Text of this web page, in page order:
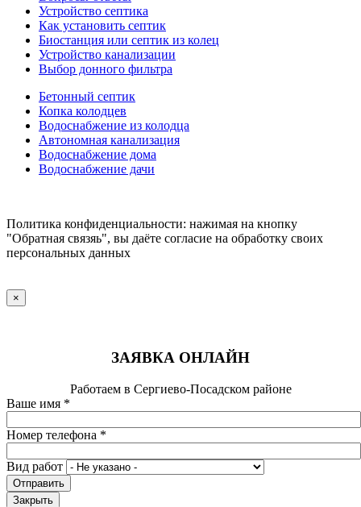
Устройство септика
Как установить септик
Биостанция или септик из колец
Устройство канализации
Выбор донного фильтра
Бетонный септик
Копка колодцев
Водоснабжение из колодца
Автономная канализация
Водоснабжение дома
Водоснабжение дачи
Политика конфиденциальности: нажимая на кнопку
"Обратная связяь", вы даёте согласие на обработку своих
персональных данных
×
ЗАЯВКА ОНЛАЙН
Работаем в Сергиево-Посадском районе
Ваше имя *
Номер телефона *
Вид работ
Отправить
Закрыть